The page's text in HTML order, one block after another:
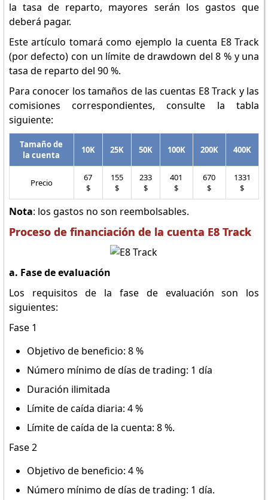
la tasa de reparto, mayores serán los gastos que
deberá pagar.
Este artículo tomará como ejemplo la cuenta E8 Track
(por defecto) con un límite de drawdown del 8 % y una
tasa de reparto del 90 %.
Para conocer los tamaños de las cuentas E8 Track y las
comisiones correspondientes, consulte la tabla
siguiente:
Tamaño de
la cuenta
10K 25K 50K 100K 200K 400K
Precio
67
$
155
$
233
$
401
$
670
$
1331
$
Nota: los gastos no son reembolsables.
Proceso de financiación de la cuenta E8 Track
a. Fase de evaluación
Los requisitos de la fase de evaluación son los
siguientes:
Fase 1
Objetivo de beneficio: 8 %
Número mínimo de días de trading: 1 día
Duración ilimitada
Límite de caída diaria: 4 %
Límite de caída de la cuenta: 8 %.
Fase 2
Objetivo de beneficio: 4 %
Número mínimo de días de trading: 1 día.